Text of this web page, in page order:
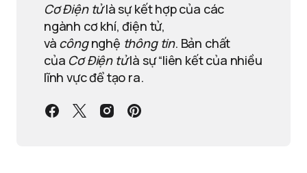
Cơ Điện tửlà sự kết hợp của các
ngành cơ khí, điện tử,
và côngnghệ thông tin. Bản chất
của Cơ Điện tửlà sự “liên kết của nhiều
lĩnh vực để tạo ra.